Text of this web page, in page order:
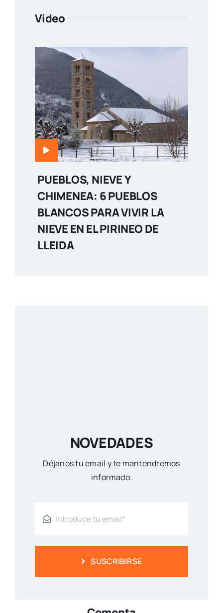
Video
PUEBLOS, NIEVE Y
CHIMENEA: 6 PUEBLOS
BLANCOS PARA VIVIR LA
NIEVE EN EL PIRINEO DE
LLEIDA
NOVEDADES
Déjanos tu email y te mantendremos
informado.
SUSCRIBIRSE